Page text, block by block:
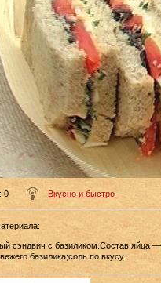
: 0 Вкусно и быстро
:
сэндвич с
базилика;соль по вкусу.